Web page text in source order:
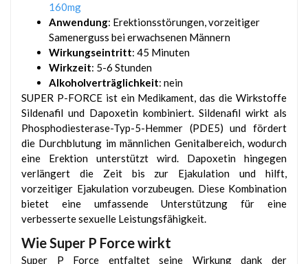
160mg
Anwendung: Erektionsstörungen, vorzeitiger
Samenerguss bei erwachsenen Männern
Wirkungseintritt: 45 Minuten
Wirkzeit: 5-6 Stunden
Alkoholverträglichkeit: nein
SUPER P-FORCE ist ein Medikament, das die Wirkstoffe
Sildenafil und Dapoxetin kombiniert. Sildenafil wirkt als
Phosphodiesterase-Typ-5-Hemmer (PDE5) und fördert
die Durchblutung im männlichen Genitalbereich, wodurch
eine Erektion unterstützt wird. Dapoxetin hingegen
verlängert die Zeit bis zur Ejakulation und hilft,
vorzeitiger Ejakulation vorzubeugen. Diese Kombination
bietet eine umfassende Unterstützung für eine
verbesserte sexuelle Leistungsfähigkeit.
Wie Super P Force wirkt
Super P Force entfaltet seine Wirkung dank der